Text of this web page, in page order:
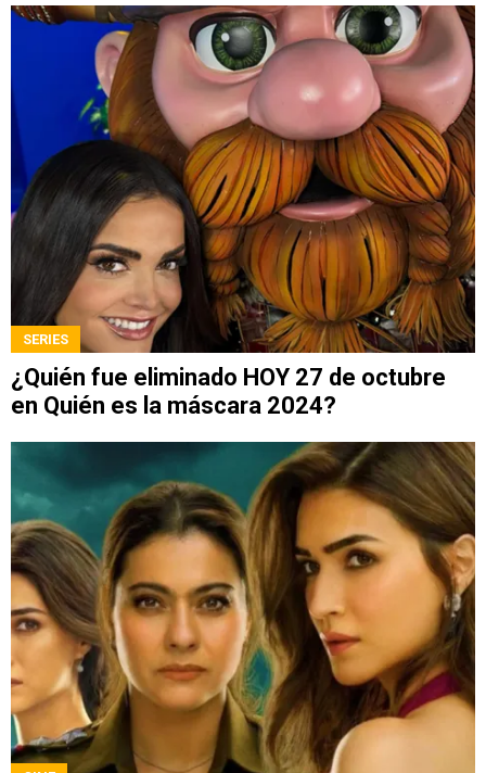
SERIES
¿Quién fue eliminado HOY 27 de octubre
en Quién es la máscara 2024?